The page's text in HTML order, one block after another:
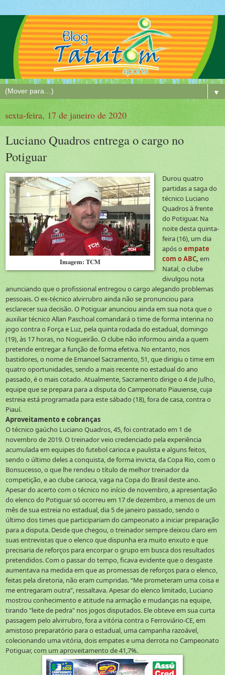
▼
sexta-feira, 17 de janeiro de 2020
Luciano Quadros entrega o cargo no
Potiguar
Imagem: TCM
Durou quatro
partidas a saga do
técnico Luciano
Quadros à frente
do Potiguar. Na
noite desta quinta-
feira (16), um dia
após oempate
com o ABC, em
Natal, o clube
divulgou nota
anunciando que o profissional entregou o cargo alegando problemas
pessoais. O ex-técnico alvirrubro ainda não se pronunciou para
esclarecer sua decisão. O Potiguar anunciou ainda em sua nota que o
auxiliar técnico Allan Paschoal comandará o time de forma interina no
jogo contra o Força e Luz, pela quinta rodada do estadual, domingo
(19), às 17 horas, no Nogueirão. O clube não informou ainda a quem
pretende entregar a função de forma efetiva. No entanto, nos
bastidores, o nome de Emanoel Sacramento, 51, que dirigiu o time em
quatro oportunidades, sendo a mais recente no estadual do ano
passado, é o mais cotado. Atualmente, Sacramento dirige o 4 de Julho,
equipe que se prepara para a disputa do Campeonato Piauiense, cuja
estreia está programada para este sábado (18), fora de casa, contra o
Piauí.
Aproveitamento e cobranças
O técnico gaúcho Luciano Quadros, 45, foi contratado em 1 de
novembro de 2019. O treinador veio credenciado pela experiência
acumulada em equipes do futebol carioca e paulista e alguns feitos,
sendo o último deles a conquista, de forma invicta, da Copa Rio, com o
Bonsucesso, o que lhe rendeu o título de melhor treinador da
competição, e ao clube carioca, vaga na Copa do Brasil deste ano.
Apesar do acerto com o técnico no início de novembro, a apresentação
do elenco do Potiguar só ocorreu em 17 de dezembro, a menos de um
mês de sua estreia no estadual, dia 5 de janeiro passado, sendo o
último dos times que participariam do campeonato a iniciar preparação
para a disputa. Desde que chegou, o treinador sempre deixou claro em
suas entrevistas que o elenco que dispunha era muito enxuto e que
precisaria de reforços para encorpar o grupo em busca dos resultados
pretendidos. Com o passar do tempo, ficava evidente que o desgaste
aumentava na medida em que as promessas de reforços para o elenco,
feitas pela diretoria, não eram cumpridas. “Me prometeram uma coisa e
me entregaram outra”, ressaltava. Apesar do elenco limitado, Luciano
mostrou conhecimento e atitude na armação e mudanças na equipe,
tirando "leite de pedra" nos jogos disputados. Ele obteve em sua curta
passagem pelo alvirrubro, fora a vitória contra o Ferroviário-CE, em
amistoso preparatório para o estadual, uma campanha razoável,
colecionando uma vitória, dois empates e uma derrota no Campeonato
Potiguar, com um aproveitamento de 41,7%.